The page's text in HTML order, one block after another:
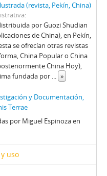
Nacionalista Patria y Libertad
solidaria
Cultura.
Comité Central del Partido Socialista
(revista, Pekín, China)
por Guozi Shudian
de China), en Pekín,
se ofrecían otras revistas
China Popular o China
China Hoy),
fundada por ... »
y Documentación,
Terrae
por Miguel Espinoza en
uso